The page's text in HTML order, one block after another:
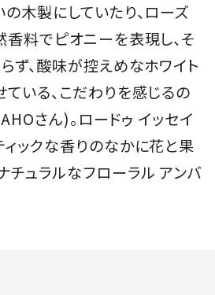
木製にしていたり、ローズ
料でピオニーを表現し、そ
ず、酸味が控えめなホワイト
いる、こだわりを感じるの
さん)。ロードゥ イッセイ
ックな香りのなかに花と果
ュラルなフローラル アンバ